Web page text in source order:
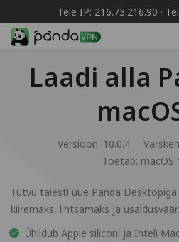
Teie IP: 216.73.216.90 ·
Laadi alla
Versioon: 10.0.4
Toetab: macOS
Tutvu täiesti uue Panda
kiiremaks, lihtsamaks ja
Ühildub Apple siliconi ja Inteli